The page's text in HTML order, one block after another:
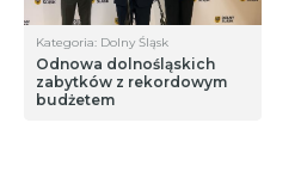
Kategoria: Dolny Śląsk
Odnowa dolnośląskich
zabytków z rekordowym
budżetem